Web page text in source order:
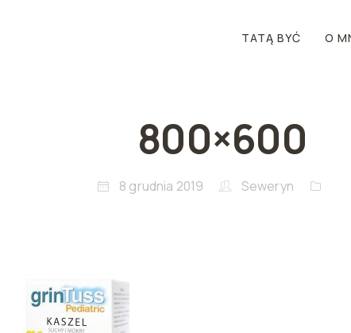
TATĄ BYĆ O
800×600
8 grudnia 2019 Seweryn